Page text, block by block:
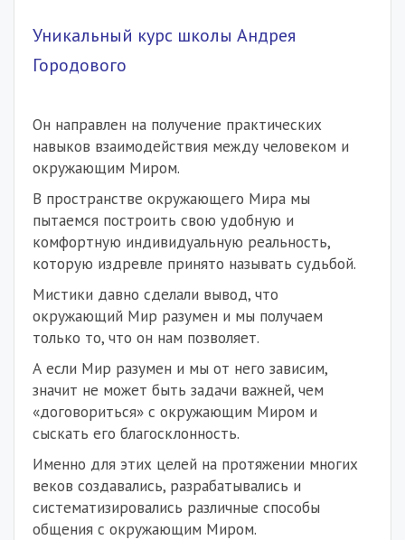
Уникальный курс школы Андрея
Городового
Он направлен на получение практических
навыков взаимодействия между человеком и
окружающим Миром.
В пространстве окружающего Мира мы
пытаемся построить свою удобную и
комфортную индивидуальную реальность,
которую издревле принято называть судьбой.
Мистики давно сделали вывод, что
окружающий Мир разумен и мы получаем
только то, что он нам позволяет.
А если Мир разумен и мы от него зависим,
значит не может быть задачи важней, чем
«договориться» с окружающим Миром и
сыскать его благосклонность.
Именно для этих целей на протяжении многих
веков создавались, разрабатывались и
систематизировались различные способы
общения с окружающим Миром.